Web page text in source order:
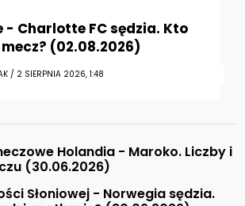
- Charlotte FC sędzia. Kto
(02.08.2026)
/ 2 SIERPNIA 2026, 1:48
Holandia - Maroko. Liczby i
(30.06.2026)
Słoniowej - Norwegia sędzia.